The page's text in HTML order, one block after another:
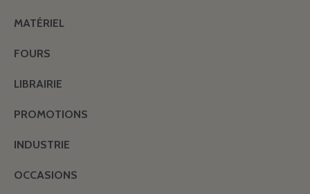
MATÉRIEL
FOURS
LIBRAIRIE
PROMOTIONS
INDUSTRIE
OCCASIONS